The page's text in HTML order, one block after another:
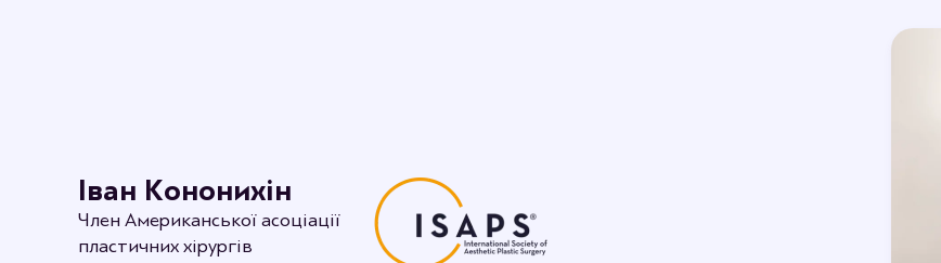
Іван Кононихін
Член Американської асоціації
пластичних хірургів